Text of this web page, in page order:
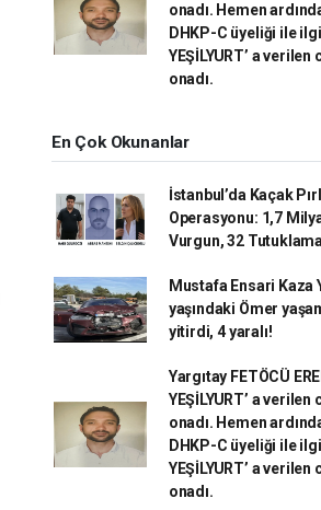
onadı. Hemen
DHKP-C üyeliği ile
YEŞİLYURT’ a verilen
onadı.
En Çok Okunanlar
İstanbul’da Kaçak
Operasyonu: 1,7
Vurgun, 32 Tutuklama
Mustafa Ensari Kaza
yaşındaki Ömer
yitirdi, 4 yaralı!
Yargıtay FETÖCÜ
YEŞİLYURT’ a verilen
onadı. Hemen
DHKP-C üyeliği ile
YEŞİLYURT’ a verilen
onadı.